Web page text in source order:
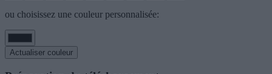
ou choisissez une couleur personnalisée:
Actualiser couleur